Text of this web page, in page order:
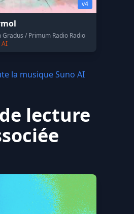
v4
/ Primum Radio Radio
AI
la musique Suno AI
lecture